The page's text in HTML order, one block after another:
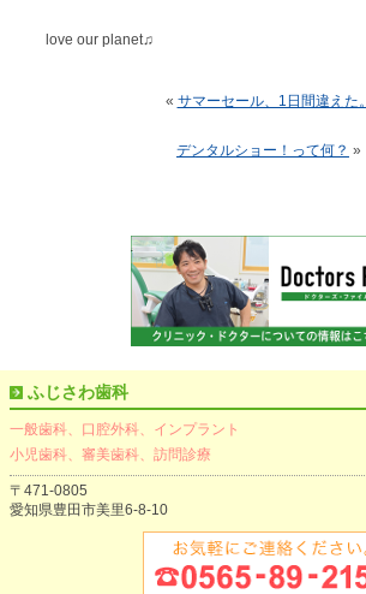
love our planet♫
« サマーセール、1日間違えた。
デンタルショー！って何？ »
ふじさわ歯科
一般歯科、口腔外科、インプラント
小児歯科、審美歯科、訪問診療
〒471-0805
愛知県豊田市美里6-8-10